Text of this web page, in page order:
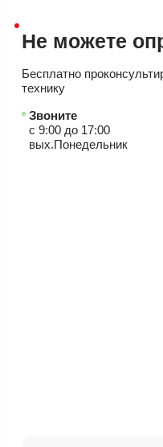
Не можете
Бесплатно
технику
Звоните
с 9:00 до 17:00
вых.Понедельник